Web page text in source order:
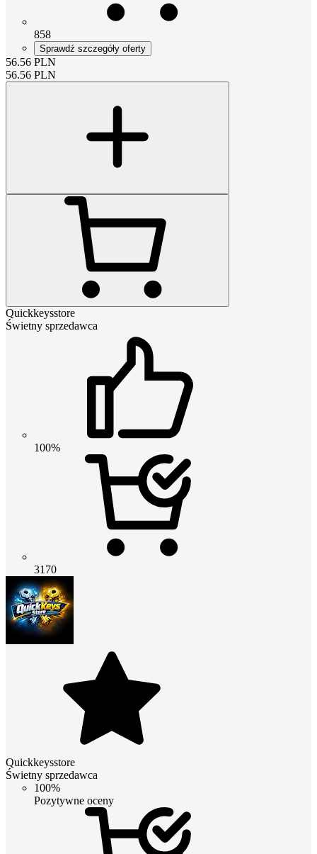
858
Sprawdź szczegóły oferty
56.56 PLN
56.56 PLN
Quickkeysstore
Świetny sprzedawca
100%
3170
Quickkeysstore
Świetny sprzedawca
100%
Pozytywne oceny